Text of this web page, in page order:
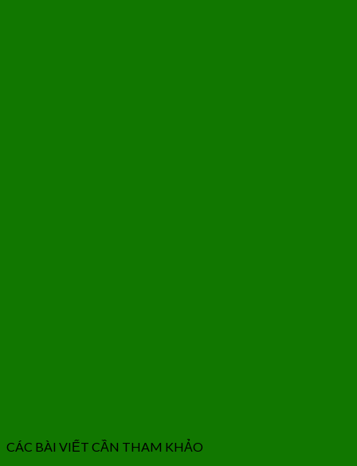
CÁC BÀI VIẾT CẦN THAM KHẢO